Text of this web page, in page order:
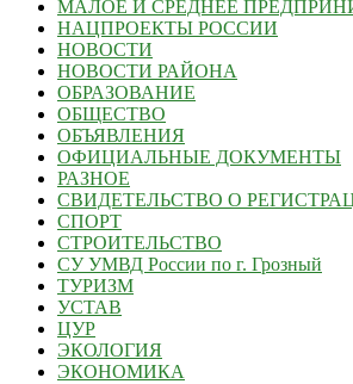
МАЛОЕ И СРЕДНЕЕ
НАЦПРОЕКТЫ РОССИИ
НОВОСТИ
НОВОСТИ РАЙОНА
ОБРАЗОВАНИЕ
ОБЩЕСТВО
ОБЪЯВЛЕНИЯ
ОФИЦИАЛЬНЫЕ ДОКУМЕНТЫ
РАЗНОЕ
СВИДЕТЕЛЬСТВО О
СПОРТ
СТРОИТЕЛЬСТВО
СУ УМВД России по г. Грозный
ТУРИЗМ
УСТАВ
ЦУР
ЭКОЛОГИЯ
ЭКОНОМИКА